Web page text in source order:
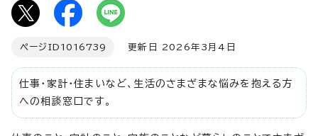
ページID 1016739 更新日 2026年3月4日
仕事・家計・住まいなど、生活のさまざまな悩みを抱える方
への相談窓口です。